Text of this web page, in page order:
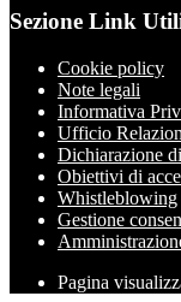
Sezione Link
Cookie policy
Note legali
Informativa
Ufficio
Dichiarazione
Obiettivi di
Whistleblowing
Gestione
Pagina